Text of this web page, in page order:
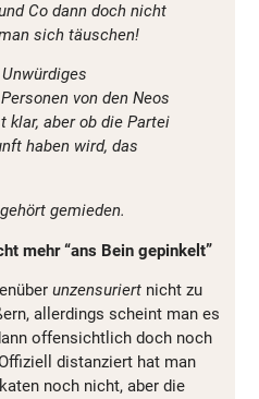
Co dann doch nicht
sich täuschen!
von den Neos
klar, aber ob die Partei
haben wird, das
gemieden.
mehr “ans Bein gepinkelt”
unzensuriert nicht zu
allerdings scheint man es
offensichtlich doch noch
distanziert hat man
noch nicht, aber die